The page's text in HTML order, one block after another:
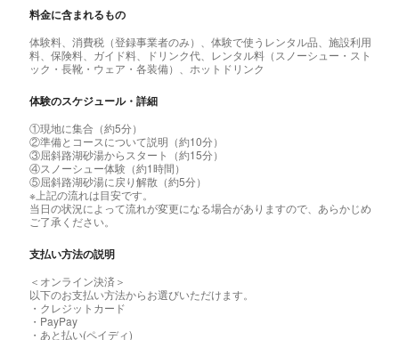
料金に含まれるもの
体験料、消費税（登録事業者のみ）、体験で使うレンタル品、施設利用
料、保険料、ガイド料、ドリンク代、レンタル料（スノーシュー・スト
ック・長靴・ウェア・各装備）、ホットドリンク
体験のスケジュール・詳細
①現地に集合（約5分）
②準備とコースについて説明（約10分）
③屈斜路湖砂湯からスタート（約15分）
④スノーシュー体験（約1時間）
⑤屈斜路湖砂湯に戻り解散（約5分）
※上記の流れは目安です。
当日の状況によって流れが変更になる場合がありますので、あらかじめ
ご了承ください。
支払い方法の説明
＜オンライン決済＞
以下のお支払い方法からお選びいただけます。
・クレジットカード
・PayPay
・あと払い(ペイディ)